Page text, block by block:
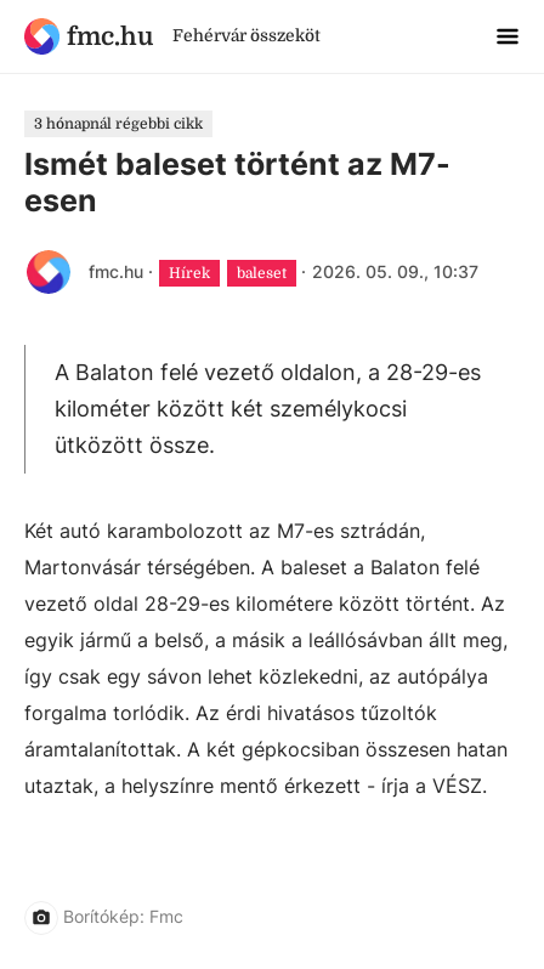
fmc.hu Fehérvár összeköt
3 hónapnál régebbi cikk
Ismét baleset történt az M7-
esen
fmc.hu · Hírek baleset · 2026. 05. 09., 10:37
A Balaton felé vezető oldalon, a 28-29-es
kilométer között két személykocsi
ütközött össze.
Két autó karambolozott az M7-es sztrádán,
Martonvásár térségében. A baleset a Balaton felé
vezető oldal 28-29-es kilométere között történt. Az
egyik jármű a belső, a másik a leállósávban állt meg,
így csak egy sávon lehet közlekedni, az autópálya
forgalma torlódik. Az érdi hivatásos tűzoltók
áramtalanítottak. A két gépkocsiban összesen hatan
utaztak, a helyszínre mentő érkezett - írja a VÉSZ.
Borítókép: Fmc